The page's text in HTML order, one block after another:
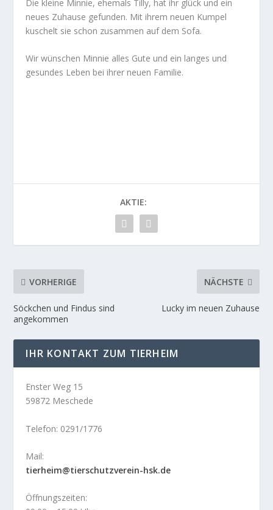
Die kleine Minnie, ehemals Tilly, hat ihr glück und ein
neues Zuhause gefunden. Mit ihrem neuen Kumpel
kuschelt sie schon zusammen auf dem Sofa.
Wir wünschen Minnie alles Gute und ein langes und
gesundes Leben bei ihrer neuen Familie.
AKTIE:
VORHERIGE
Söckchen und Findus sind
angekommen
NÄCHSTE
Lucky im neuen Zuhause
IHR KONTAKT ZUM TIERHEIM
Enster Weg 15
59872 Meschede
Telefon: 0291/1776
Mail:
tierheim@tierschutzverein-hsk.de
Öffnungszeiten: